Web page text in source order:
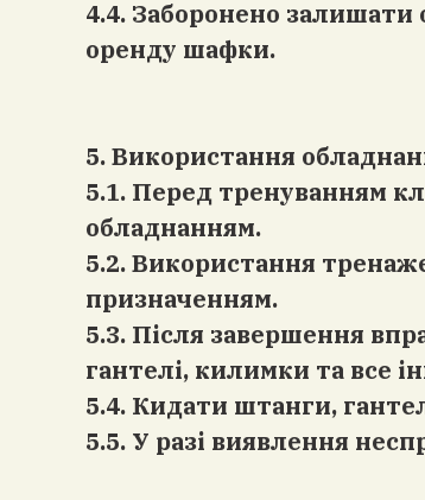
4.4. Заборонено
оренду шафки.
5. Використання
5.1. Перед тренуванням
обладнанням.
5.2. Використання
призначенням.
5.3. Після завершення
гантелі, килимки та все
5.4. Кидати штанги,
5.5. У разі виявлення